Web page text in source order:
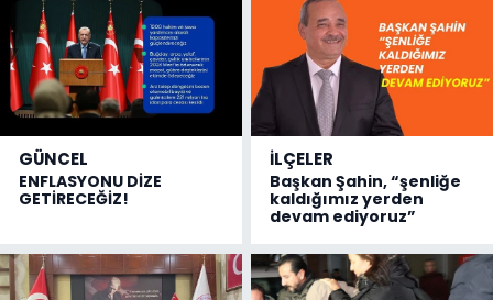
GÜNCEL
ENFLASYONU DİZE
GETİRECEĞİZ!
İLÇELER
Başkan Şahin, “şenliğe
kaldığımız yerden
devam ediyoruz”